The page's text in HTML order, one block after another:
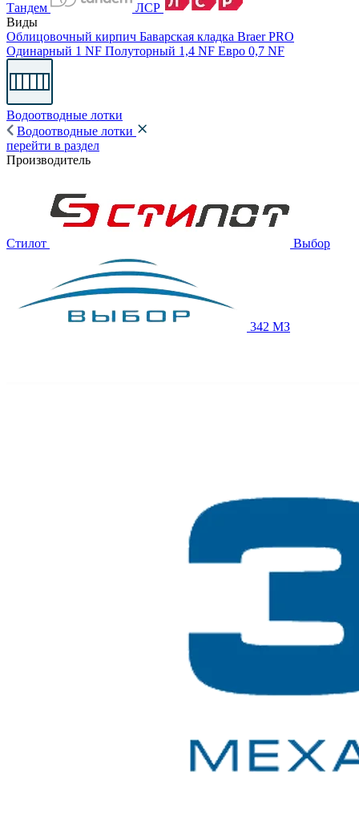
Тандем
ЛСР
Виды
Облицовочный кирпич Баварская кладка Braer PRO
Одинарный 1 NF Полуторный 1,4 NF Евро 0,7 NF
Водоотводные лотки
Водоотводные лотки
перейти в раздел
Производитель
Стилот Выбор
342 МЗ